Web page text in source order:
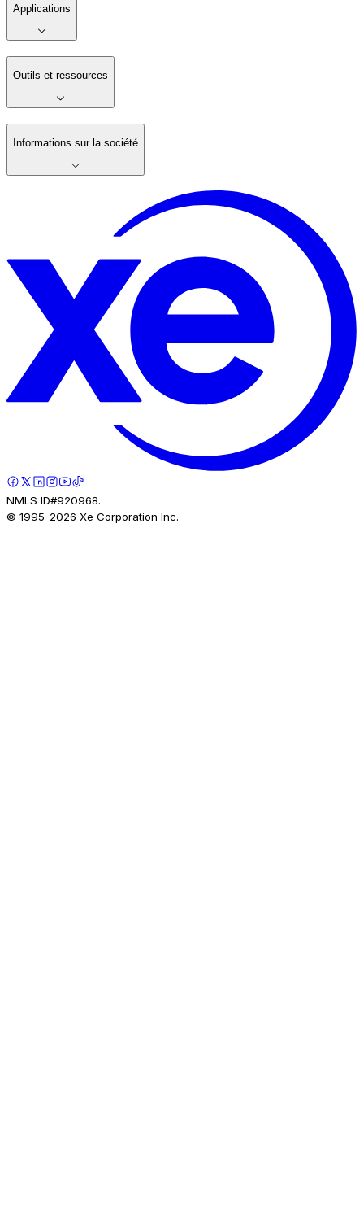
Applications
Outils et ressources
Informations sur la société
NMLS ID#920968.
© 1995-2026 Xe Corporation Inc.